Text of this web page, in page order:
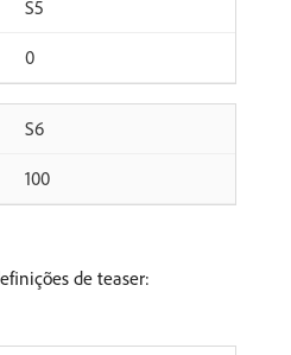
S5
0
S6
100
de teaser: